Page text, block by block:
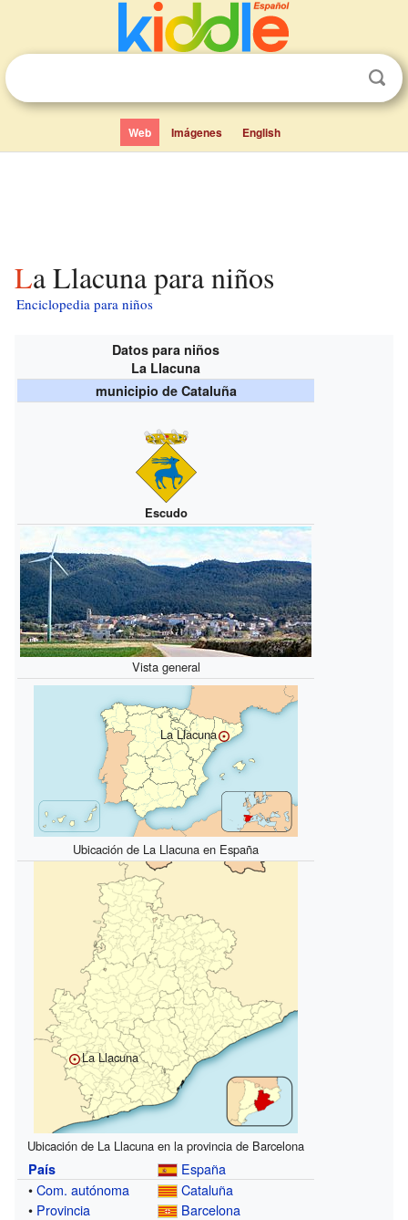
Web Imágenes English
La Llacuna para niños
Enciclopedia para niños
Datos para niños
La Llacuna
municipio de Cataluña
Escudo
Vista general
La Llacuna
Ubicación de La Llacuna en España
La Llacuna
Ubicación de La Llacuna en la provincia de Barcelona
País
España
•Com. autónoma
Cataluña
• Provincia
Barcelona